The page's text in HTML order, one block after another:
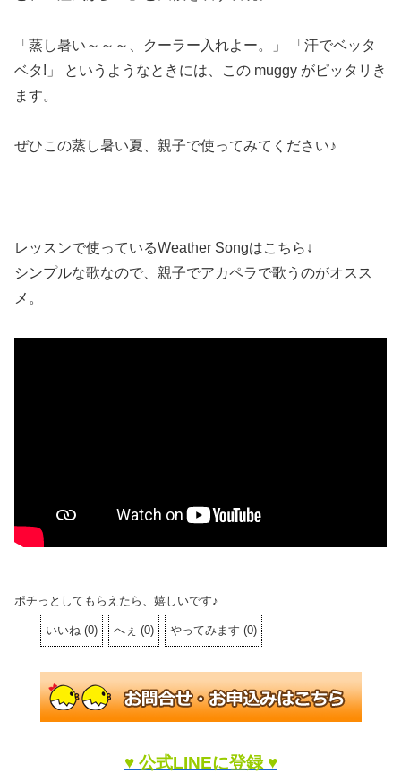
「蒸し暑い～～～、クーラー入れよー。」 「汗でベッタ
ベタ!」 というようなときには、この muggy がピッタリき
ます。
ぜひこの蒸し暑い夏、親子で使ってみてください♪
レッスンで使っているWeather Songはこちら↓
シンプルな歌なので、親子でアカペラで歌うのがオスス
メ。
ポチっとしてもらえたら、嬉しいです♪
いいね (0) へぇ (0) やってみます (0)
♥ 公式LINEに登録 ♥